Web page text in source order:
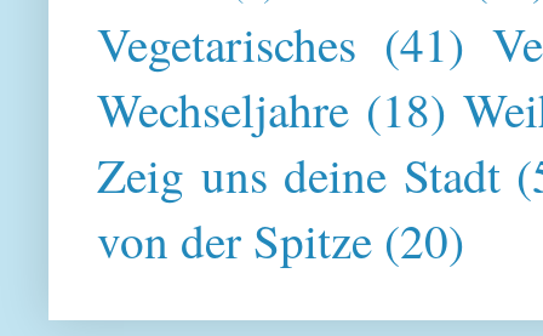
Vegetarisches (41)
Wechseljahre (18)
Zeig uns deine Stadt
von der Spitze (20)